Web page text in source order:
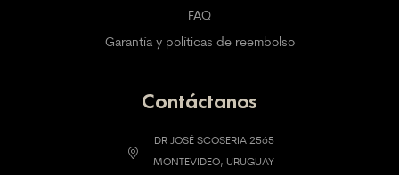
FAQ
Garantía y políticas de reembolso
Contáctanos
DR JOSÉ SCOSERIA 2565
MONTEVIDEO, URUGUAY